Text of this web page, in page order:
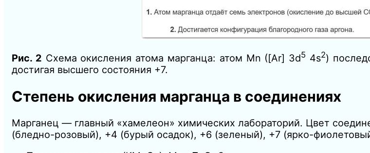
Рис. 2 Схема окисления атома марганца: атом Mn ([Ar] 3d5 4s2)
достигая высшего состояния +7.
Степень окисления марганца в соединениях
Марганец — главный «хамелеон» химических лабораторий. Цвет
(бледно-розовый), +4 (бурый осадок), +6 (зеленый), +7 (ярко-